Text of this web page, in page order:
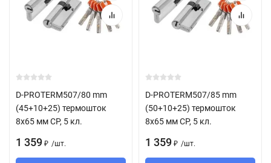
D-PROTERM507/80 mm
(45+10+25) термошток
8х65 мм CP, 5 кл.
1 359 ₽ /шт.
D-PROTERM507/85 mm
(50+10+25) термошток
8х65 мм CP, 5 кл.
1 359 ₽ /шт.